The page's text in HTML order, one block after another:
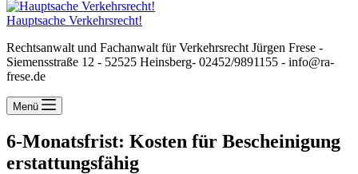
Hauptsache Verkehrsrecht!
Rechtsanwalt und Fachanwalt für Verkehrsrecht Jürgen Frese -
Siemensstraße 12 - 52525 Heinsberg- 02452/9891155 - info@ra-
frese.de
Menü
6-Monatsfrist: Kosten für Bescheinigung
erstattungsfähig